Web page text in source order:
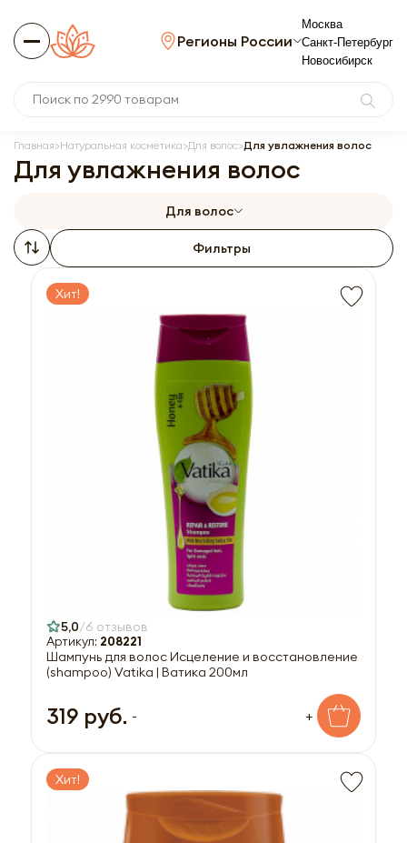
Регионы России
Москва
Санкт-Петербург
Новосибирск
Главная Натуральная косметика Для волос Для увлажнения волос
Для увлажнения волос
Для волос
Фильтры
Хит!
5,0 6 отзывов
Артикул: 208221
Шампунь для волос Исцеление и восстановление
(shampoo) Vatika | Ватика 200мл
319 руб. - +
Хит!